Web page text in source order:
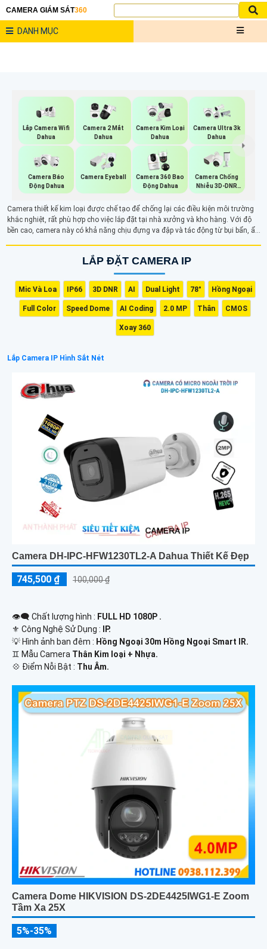
CAMERA GIÁM SÁT360
DANH MỤC
Lắp Camera Wifi
Dahua
Camera 2 Mắt
Dahua
Camera Kim Loại
Dahua
Camera Ultra 3k
Dahua
Camera Báo
Động Dahua
Camera Eyeball
Camera 360 Bao
Động Dahua
Camera Chống
Nhiễu 3D-DNR
Dahua
Camera thiết kế kim loại được chế tạo để chống lại các điều kiện môi trường
khắc nghiệt, rất phù hợp cho việc lắp đặt tại nhà xưởng và kho hàng. Với độ
bền cao, camera này có khả năng chịu đựng va đập và tác động từ bụi bẩn, ẩm
sự an tâm cho người sử dụng.LẮP ĐẶT CAMERA IP
Mic Và Loa IP66 3D DNR AI Dual Light 78° Hồng Ngoại
Full Color Speed Dome AI Coding 2.0 MP Thân CMOS
Xoay 360
Lắp Camera IP Hình Sắt Nét
Camera DH-IPC-HFW1230TL2-A Dahua Thiết Kế Đẹp
745,500 ₫ 100,000 ₫
👁️‍🗨 Chất lượng hình : FULL HD 1080P .
⚜️ Công Nghệ Sử Dụng :
IP.
💡 Hình ảnh ban đêm : Hồng Ngoại 30m Hồng Ngoại Smart IR.
♊ Mẫu Camera Thân Kim loại + Nhựa.
️💠 Điểm Nỗi Bật : Thu Âm.
Camera Dome HIKVISION DS-2DE4425IWG1-E Zoom
Tầm Xa 25X
5%-35%